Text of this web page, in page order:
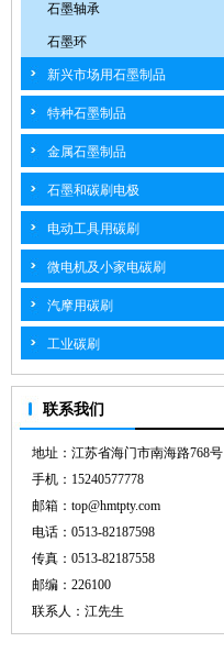
石墨轴承
石墨环
新兴市场用石墨制品
特种石墨制品
金属石墨制品
石墨和碳刷电极
电动工具用碳刷
微电机及小家电碳刷
汽摩用碳刷
工业碳刷
联系我们
地址：江苏省海门市南海路768号
手机：15240577778
邮箱：top@hmtpty.com
电话：0513-82187598
传真：0513-82187558
邮编：226100
联系人：江先生